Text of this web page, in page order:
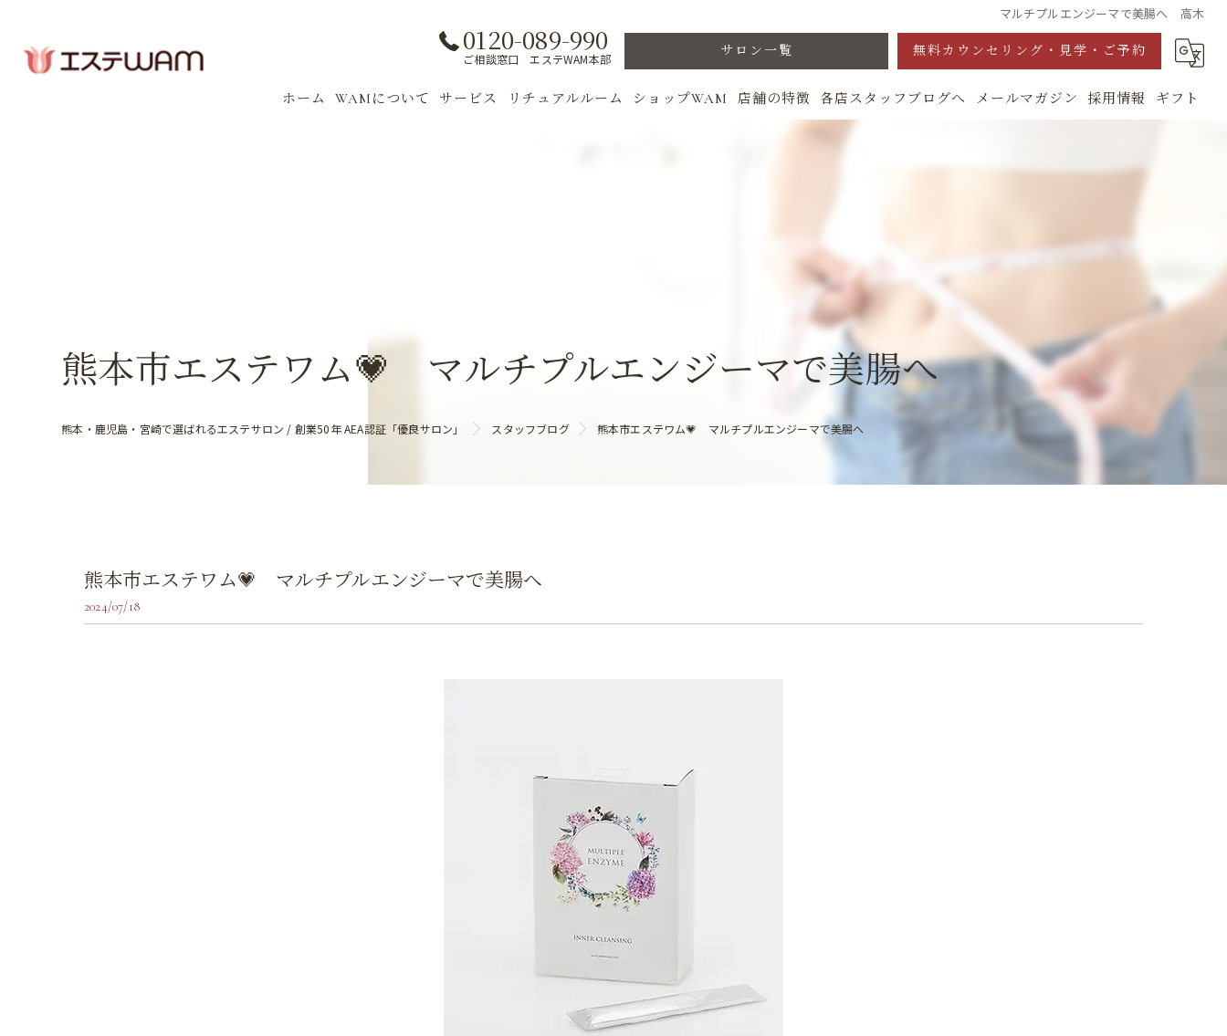
マルチプルエンジーマで美腸へ 高木
0120-089-990
ご相談窓口 エステWAM本部
サロン一覧 無料カウンセリング・見学・ご予約
ホーム WAMについて サービス
女性専用フィットネス
リチュアルルーム ショップWAM 店舗の特徴
スキンケア
トレーニング
各店スタッフブログへ メールマガジン 採用情報 ギフト
熊本市エステワム💗 マルチプルエンジーマで美腸へ
熊本・鹿児島・宮崎で選ばれるエステサロン / 創業50年 AEA認証「優良サロン」 スタッフブログ 熊本市エステワム💗 マルチプルエンジーマで美腸へ
熊本市エステワム💗 マルチプルエンジーマで美腸へ
2024/07/18